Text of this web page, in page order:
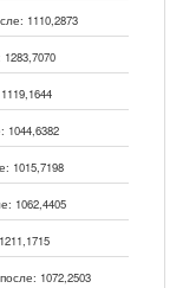
1110,2873
1044,6382
1015,7198
1062,4405
1072,2503